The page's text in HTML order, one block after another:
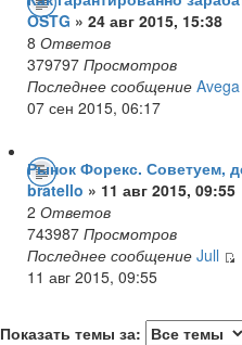
OSTG » 24 авг 2015, 15:38
8 Ответов
379797 Просмотров
Последнее сообщение Avega
07 сен 2015, 06:17
Рынок Форекс. Советуем,
bratello » 11 авг 2015, 09:55
2 Ответов
743987 Просмотров
Последнее сообщение Jull
11 авг 2015, 09:55
Показать темы за: